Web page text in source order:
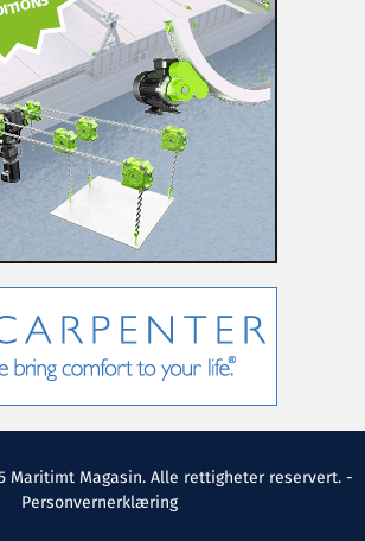
Maritimt Magasin. Alle rettigheter reservert. -
Personvernerklæring